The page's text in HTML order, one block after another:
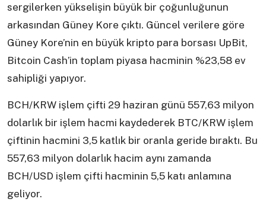
sergilerken yükselişin büyük bir çoğunluğunun
arkasından Güney Kore çıktı. Güncel verilere göre
Güney Kore’nin en büyük kripto para borsası UpBit,
Bitcoin Cash’in toplam piyasa hacminin %23,58 ev
sahipliği yapıyor.
BCH/KRW işlem çifti 29 haziran günü 557,63 milyon
dolarlık bir işlem hacmi kaydederek BTC/KRW işlem
çiftinin hacmini 3,5 katlık bir oranla geride bıraktı. Bu
557,63 milyon dolarlık hacim aynı zamanda
BCH/USD işlem çifti hacminin 5,5 katı anlamına
geliyor.